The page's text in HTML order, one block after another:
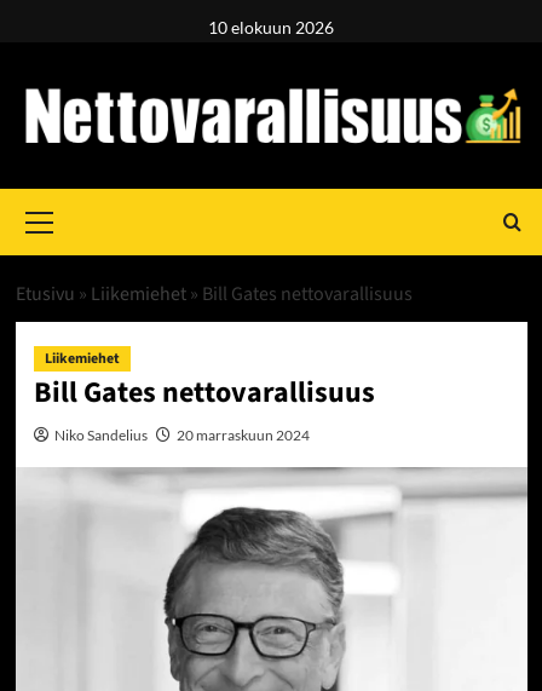
10 elokuun 2026
Menu
Etusivu » Liikemiehet» Bill Gates nettovarallisuus
Liikemiehet
Bill Gates nettovarallisuus
Niko Sandelius 20 marraskuun 2024